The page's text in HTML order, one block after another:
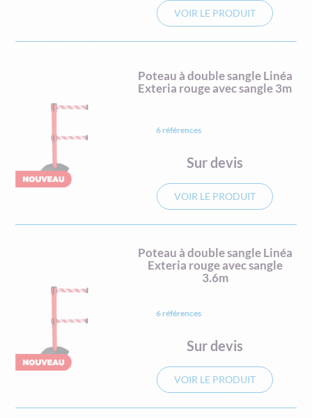
VOIR LE PRODUIT
Poteau à double sangle Linéa
Exteria rouge avec sangle 3m
6 références
Sur devis
VOIR LE PRODUIT
Poteau à double sangle Linéa
Exteria rouge avec sangle
3.6m
6 références
Sur devis
VOIR LE PRODUIT